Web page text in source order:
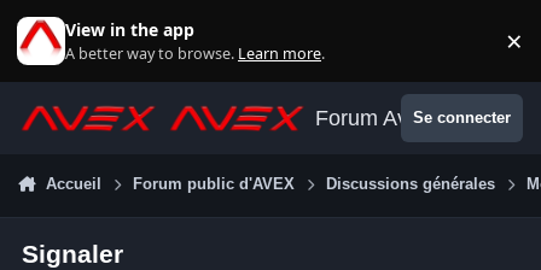
View in the app
A better way to browse. Learn more. ×
Forum AvexSe connecter
Accueil Forum public d'AVEX Discussions générales
Signaler